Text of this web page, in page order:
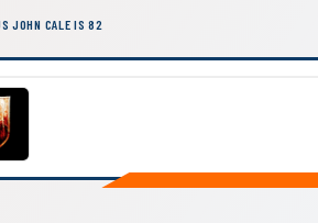
JOHN CALE IS 82